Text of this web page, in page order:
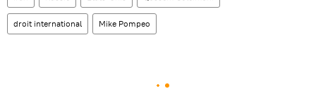
droit international Mike Pompeo